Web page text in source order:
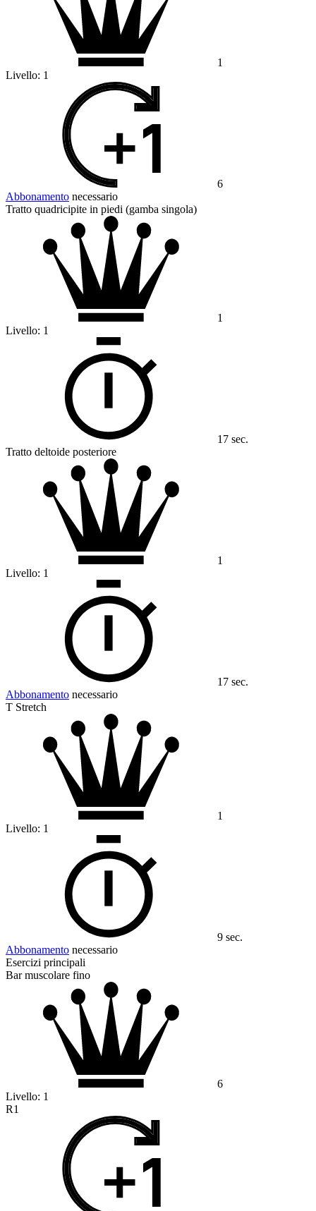
1
Livello: 1
6
Abbonamento necessario
Tratto quadricipite in piedi (gamba singola)
1
Livello: 1
17 sec.
Tratto deltoide posteriore
1
Livello: 1
17 sec.
Abbonamento necessario
T Stretch
1
Livello: 1
9 sec.
Abbonamento necessario
Esercizi principali
Bar muscolare fino
6
Livello: 1
R1